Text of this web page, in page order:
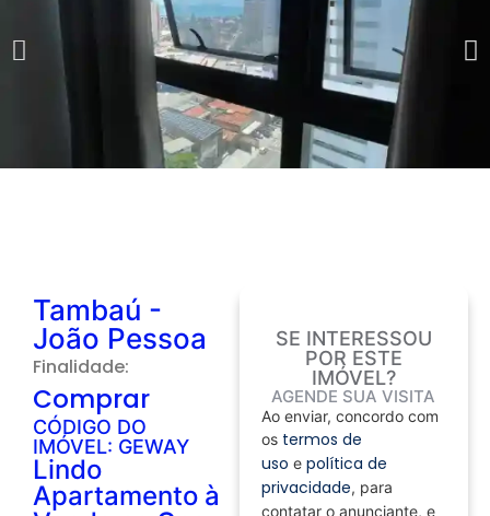
Tambaú -
João Pessoa
Finalidade:
Comprar
CÓDIGO DO
IMÓVEL: GEWAY
Lindo
Apartamento à
SE INTERESSOU
POR ESTE
IMÓVEL?
AGENDE SUA VISITA
Ao enviar, concordo com
os termos de
uso e política de
privacidade, para
contatar o anunciante, e